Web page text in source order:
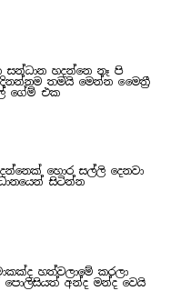
සන්ධාන හදන්නෙ නෑ පි
දිනන්නම තමයි මෙන්න මෛත්‍රී
ගේම් එක
හොර සල්ලි දෙනවා
සිටින්න
හත්වලාමේ කරලා
පොලිසියත් අන්ද මන්ද වෙයි